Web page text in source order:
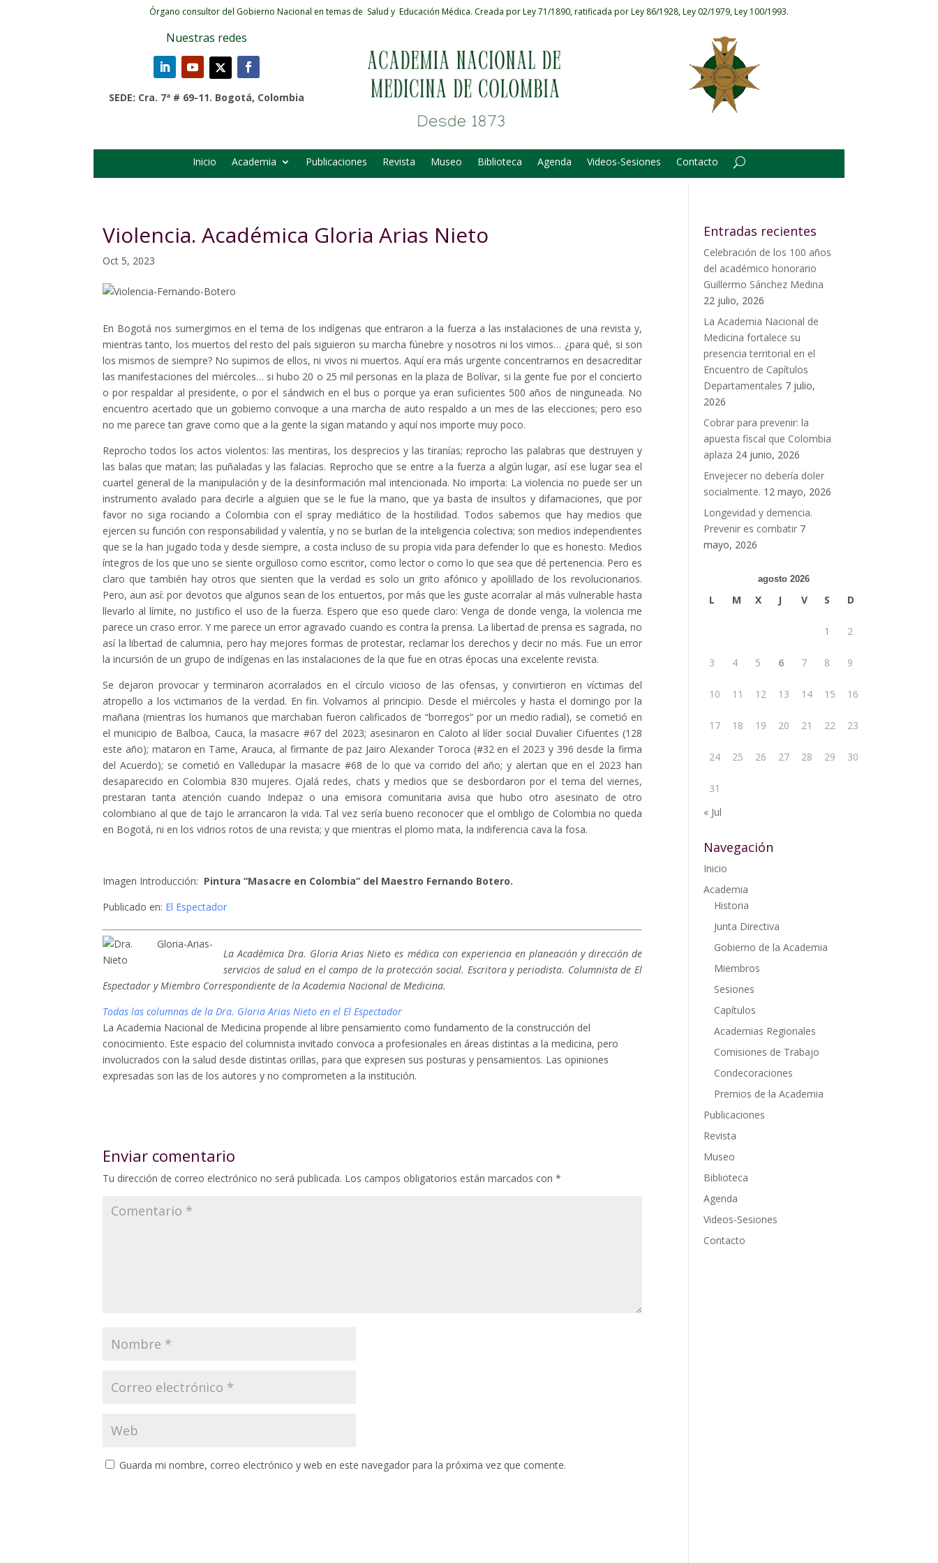
Órgano consultor del Gobierno Nacional en temas de Salud y Educación Médica. Creada por Ley 71/1890, ratificada por Ley 86/1928, Ley 02/1979, Ley 100/1993.
Nuestras redes
SEDE: Cra. 7ª # 69-11. Bogotá, Colombia
Inicio Academia Publicaciones Revista Museo Biblioteca Agenda Videos-Sesiones Contacto
Violencia. Académica Gloria Arias Nieto
Oct 5, 2023
En Bogotá nos sumergimos en el tema de los indígenas que entraron a la fuerza a las instalaciones de una revista y,
mientras tanto, los muertos del resto del país siguieron su marcha fúnebre y nosotros ni los vimos… ¿para qué, si son
los mismos de siempre? No supimos de ellos, ni vivos ni muertos. Aquí era más urgente concentrarnos en desacreditar
las manifestaciones del miércoles… si hubo 20 o 25 mil personas en la plaza de Bolívar, si la gente fue por el concierto
o por respaldar al presidente, o por el sándwich en el bus o porque ya eran suficientes 500 años de ninguneada. No
encuentro acertado que un gobierno convoque a una marcha de auto respaldo a un mes de las elecciones; pero eso
no me parece tan grave como que a la gente la sigan matando y aquí nos importe muy poco.
Reprocho todos los actos violentos: las mentiras, los desprecios y las tiranías; reprocho las palabras que destruyen y
las balas que matan; las puñaladas y las falacias. Reprocho que se entre a la fuerza a algún lugar, así ese lugar sea el
cuartel general de la manipulación y de la desinformación mal intencionada. No importa: La violencia no puede ser un
instrumento avalado para decirle a alguien que se le fue la mano, que ya basta de insultos y difamaciones, que por
favor no siga rociando a Colombia con el spray mediático de la hostilidad. Todos sabemos que hay medios que
ejercen su función con responsabilidad y valentía, y no se burlan de la inteligencia colectiva; son medios independientes
que se la han jugado toda y desde siempre, a costa incluso de su propia vida para defender lo que es honesto. Medios
íntegros de los que uno se siente orgulloso como escritor, como lector o como lo que sea que dé pertenencia. Pero es
claro que también hay otros que sienten que la verdad es solo un grito afónico y apolillado de los revolucionarios.
Pero, aun así: por devotos que algunos sean de los entuertos, por más que les guste acorralar al más vulnerable hasta
llevarlo al límite, no justifico el uso de la fuerza. Espero que eso quede claro: Venga de donde venga, la violencia me
parece un craso error. Y me parece un error agravado cuando es contra la prensa. La libertad de prensa es sagrada, no
así la libertad de calumnia, pero hay mejores formas de protestar, reclamar los derechos y decir no más. Fue un error
la incursión de un grupo de indígenas en las instalaciones de la que fue en otras épocas una excelente revista.
Se dejaron provocar y terminaron acorralados en el círculo vicioso de las ofensas, y convirtieron en víctimas del
atropello a los victimarios de la verdad. En fin. Volvamos al principio. Desde el miércoles y hasta el domingo por la
mañana (mientras los humanos que marchaban fueron calificados de “borregos” por un medio radial), se cometió en
el municipio de Balboa, Cauca, la masacre #67 del 2023; asesinaron en Caloto al líder social Duvalier Cifuentes (128
este año); mataron en Tame, Arauca, al firmante de paz Jairo Alexander Toroca (#32 en el 2023 y 396 desde la firma
del Acuerdo); se cometió en Valledupar la masacre #68 de lo que va corrido del año; y alertan que en el 2023 han
desaparecido en Colombia 830 mujeres. Ojalá redes, chats y medios que se desbordaron por el tema del viernes,
prestaran tanta atención cuando Indepaz o una emisora comunitaria avisa que hubo otro asesinato de otro
colombiano al que de tajo le arrancaron la vida. Tal vez sería bueno reconocer que el ombligo de Colombia no queda
en Bogotá, ni en los vidrios rotos de una revista; y que mientras el plomo mata, la indiferencia cava la fosa.
Imagen Introducción: Pintura “Masacre en Colombia” del Maestro Fernando Botero.
Publicado en: El Espectador
La Académica Dra. Gloria Arias Nieto es médica con experiencia en planeación y dirección de
servicios de salud en el campo de la protección social. Escritora y periodista. Columnista de El
Espectador y Miembro Correspondiente de la Academia Nacional de Medicina.
Todas las columnas de la Dra. Gloria Arias Nieto en el El Espectador
La Academia Nacional de Medicina propende al libre pensamiento como fundamento de la construcción del
conocimiento. Este espacio del columnista invitado convoca a profesionales en áreas distintas a la medicina, pero
involucrados con la salud desde distintas orillas, para que expresen sus posturas y pensamientos. Las opiniones
expresadas son las de los autores y no comprometen a la institución.
Enviar comentario
Tu dirección de correo electrónico no será publicada. Los campos obligatorios están marcados con *
Guarda mi nombre, correo electrónico y web en este navegador para la próxima vez que comente.
Entradas recientes
Celebración de los 100 años
del académico honorario
Guillermo Sánchez Medina
22 julio, 2026
La Academia Nacional de
Medicina fortalece su
presencia territorial en el
Encuentro de Capítulos
Departamentales 7 julio,
2026
Cobrar para prevenir: la
apuesta fiscal que Colombia
aplaza 24 junio, 2026
Envejecer no debería doler
socialmente. 12 mayo, 2026
Longevidad y demencia.
Prevenir es combatir 7
mayo, 2026
agosto 2026
L M X J V S D
1 2
3 4 5 6 7 8 9
10 11 12 13 14 15 16
17 18 19 20 21 22 23
24 25 26 27 28 29 30
31
« Jul
Navegación
Inicio
Academia
Historia
Junta Directiva
Gobierno de la Academia
Miembros
Sesiones
Capítulos
Academias Regionales
Comisiones de Trabajo
Condecoraciones
Premios de la Academia
Publicaciones
Revista
Museo
Biblioteca
Agenda
Videos-Sesiones
Contacto